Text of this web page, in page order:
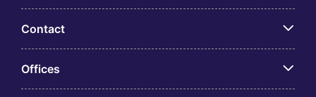
Contact
Offices